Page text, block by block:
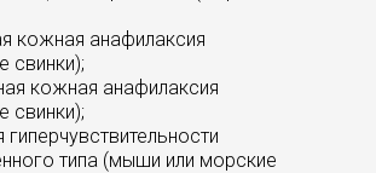
кожная анафилаксия
свинки);
кожная анафилаксия
свинки);
гиперчувствительности
типа (мыши или морские